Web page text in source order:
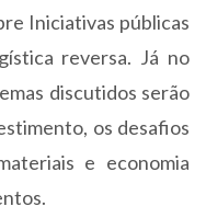
Iniciativas públicas
reversa. Já no
discutidos serão
os desafios
e economia